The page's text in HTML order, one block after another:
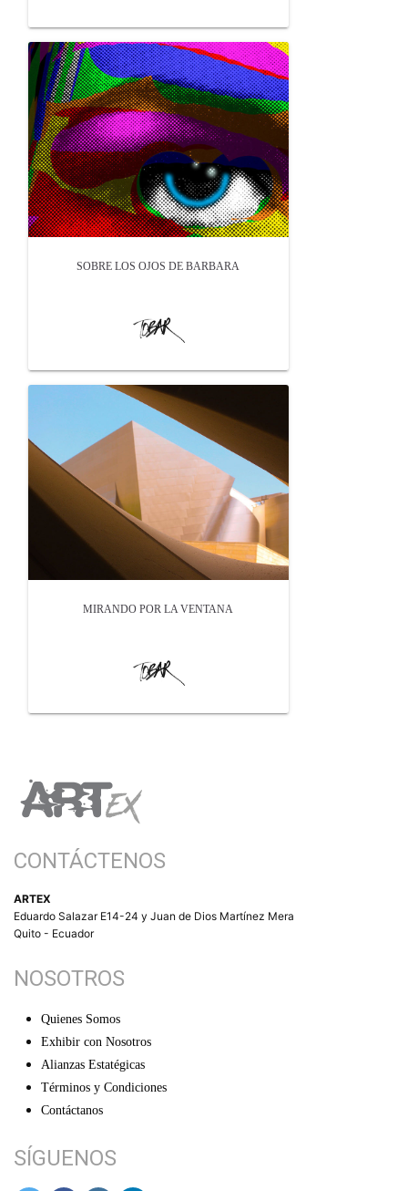
SOBRE LOS OJOS DE BARBARA
MIRANDO POR LA VENTANA
CONTÁCTENOS
ARTEX
Eduardo Salazar E14-24 y Juan de Dios Martínez Mera
Quito - Ecuador
NOSOTROS
Quienes Somos
Exhibir con Nosotros
Alianzas Estatégicas
Términos y Condiciones
Contáctanos
SÍGUENOS